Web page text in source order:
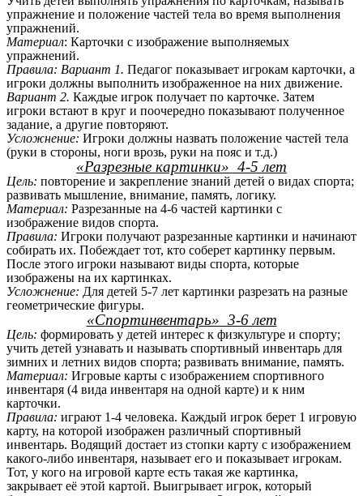
упражнение и положение частей тела во время выполнения
упражнений.
Материал: Карточки с изображение выполняемых
упражнений.
Правила: Вариант 1. Педагог показывает игрокам карточки, а
игроки должны выполнить изображенное на них движение.
Вариант 2. Каждые игрок получает по карточке. Затем
игроки встают в круг и поочередно показывают полученное
задание, а другие повторяют.
Усложнение: Игроки должны назвать положение частей тела
(руки в стороны, ноги врозь, руки на пояс и т.д.)
«Разрезные картинки» 4-5 лет
Цель: повторение и закрепление знаний детей о видах спорта;
развивать мышление, внимание, память, логику.
Материал: Разрезанные на 4-6 частей картинки с
изображение видов спорта.
Правила: Игроки получают разрезанные картинки и начинают
собирать их. Побеждает тот, кто соберет картинку первым.
После этого игроки называют виды спорта, которые
изображены на их картинках.
Усложнение: Для детей 5-7 лет картинки разрезать на разные
геометрические фигуры.
«Спортинвентарь» 3-6 лет
Цель: формировать у детей интерес к физкультуре и спорту;
учить детей узнавать и называть спортивный инвентарь для
зимних и летних видов спорта; развивать внимание, память.
Материал: Игровые карты с изображением спортивного
инвентаря (4 вида инвентаря на одной карте) и к ним
карточки.
Правила: играют 1-4 человека. Каждый игрок берет 1 игровую
карту, на которой изображен различный спортивный
инвентарь. Водящий достает из стопки карту с изображением
какого-либо инвентаря, называет его и показывает игрокам.
Тот, у кого на игровой карте есть такая же картинка,
закрывает её этой картой. Выигрывает игрок, который